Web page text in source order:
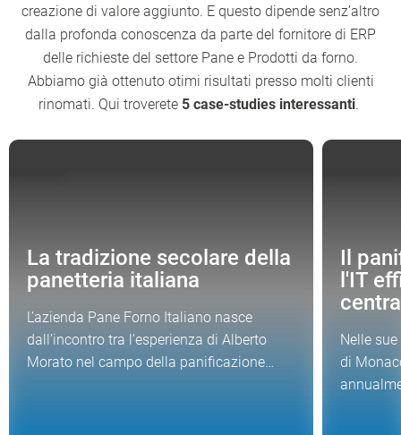
creazione di valore aggiunto. E questo dipende senz’altro
dalla profonda conoscenza da parte del fornitore di ERP
delle richieste del settore Pane e Prodotti da forno.
Abbiamo già ottenuto otimi risultati presso molti clienti
rinomati. Qui troverete 5 case-studies interessanti.
La tradizione secolare della
panetteria italiana
L’azienda Pane Forno Italiano nasce
dall’incontro tra l’esperienza di Alberto
Morato nel campo della panificazione…
Il
l'IT
Nelle
di